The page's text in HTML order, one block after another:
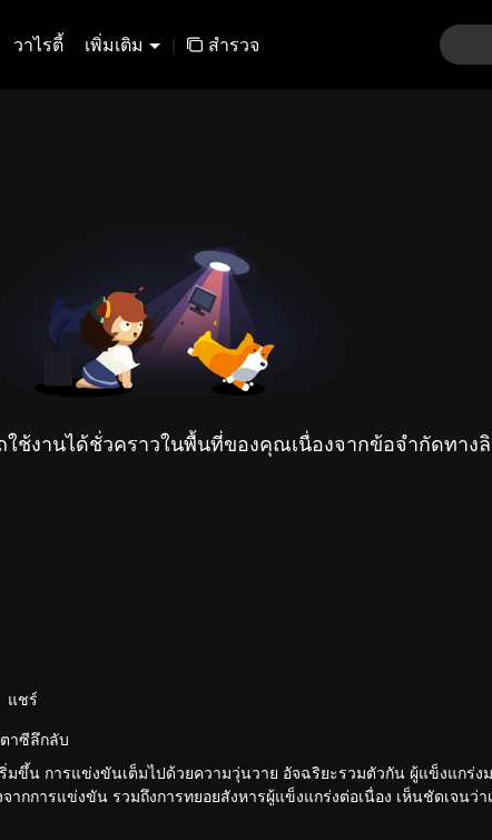
วาไรตี้ เพิ่มเติม | สำรวจ
ช้งานได้ชั่วคราวในพื้นที่ของคุณเนื่องจากข้อจำกัดทาง
แชร์
าซีลึกลับ
มขึ้น การแข่งขันเต็มไปด้วยความวุ่นวาย อัจฉริยะรวมตัวกัน ผู้แข็งแกร่ง
กการแข่งขัน รวมถึงการทยอยสังหารผู้แข็งแกร่งต่อเนื่อง เห็นชัดเจนว่
งอวิ๋นจะแหวกโค่นดงหนามท่ามกลางการลอบสังหารที่ไม่อาจคาดเดานี้ไ